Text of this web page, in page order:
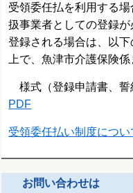
受領委任払を利用する場
扱事業者としての登録が
登録される場合は、以
上で、魚津市介護保険
様式（登録申請書、
PDF
受領委任払い制度につい
お問い合わせは